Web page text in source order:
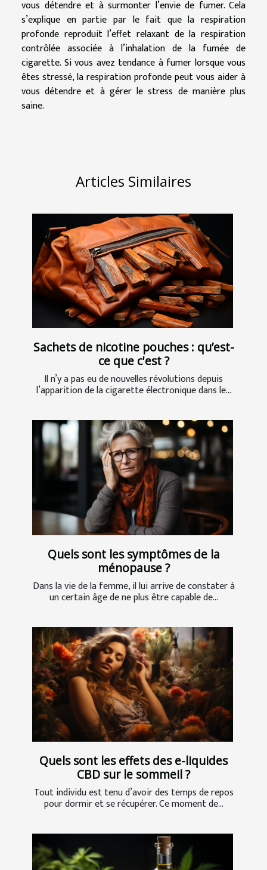
vous détendre et à surmonter l’envie de fumer. Cela
s’explique en partie par le fait que la respiration
profonde reproduit l’effet relaxant de la respiration
contrôlée associée à l’inhalation de la fumée de
cigarette. Si vous avez tendance à fumer lorsque vous
êtes stressé, la respiration profonde peut vous aider à
vous détendre et à gérer le stress de manière plus
saine.
Articles Similaires
Sachets de nicotine pouches : qu’est-
ce que c'est ?
Il n’y a pas eu de nouvelles révolutions depuis
l’apparition de la cigarette électronique dans le...
Quels sont les symptômes de la
ménopause ?
Dans la vie de la femme, il lui arrive de constater à
un certain âge de ne plus être capable de...
Quels sont les effets des e-liquides
CBD sur le sommeil ?
Tout individu est tenu d’avoir des temps de repos
pour dormir et se récupérer. Ce moment de...